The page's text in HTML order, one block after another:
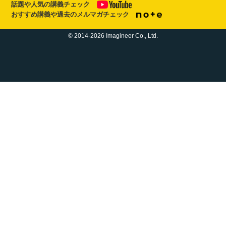
話題や人気の講義チェック
おすすめ講義や過去のメルマガチェック
© 2014-2026 Imagineer Co., Ltd.